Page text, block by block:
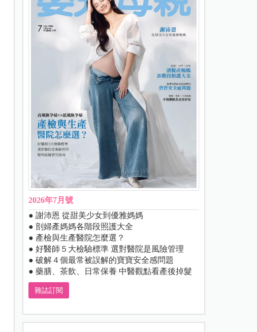
2026年7月號
● 謝沛恩 從甜美少女到優雅媽媽
● 剖婦產媽媽各階段照護大全
● 產檢與生產醫院怎麼選？
● 好醫師５大檢驗標準 選對醫院是風險管理
● 破解４個最常被誤解的寶寶安全感問題
● 藥膳、茶飲、日常保養 中醫觀點看產後掉髮
雜誌訂閱